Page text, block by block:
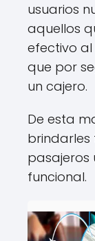
usuarios
aquellos
efectivo
que por
un cajero.
De esta
pasajeros
funcional.